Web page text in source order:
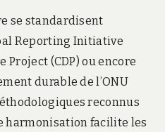
se standardisent
Reporting Initiative
Project (CDP) ou encore
durable de l’ONU
reconnus
harmonisation facilite les